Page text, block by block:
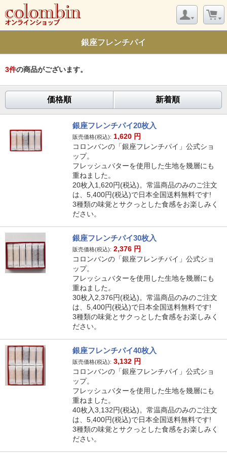
銀座フレンチパイ
3件の商品がございます。
価格順 新着順
銀座フレンチパイ20枚入
販売価格(税込): 1,620 円
コロンバンの「銀座フレンチパイ」公式ショ
ップ。
フレッシュバターを使用した生地を幾層にも
重ねました。
20枚入1,620円(税込)。常温商品のみのご注文
は、5,400円(税込)で日本全国送料無料です!
3種類の味覚とサクっとした食感をお楽しみく
ださい。
銀座フレンチパイ30枚入
販売価格(税込): 2,376 円
コロンバンの「銀座フレンチパイ」公式ショ
ップ。
フレッシュバターを使用した生地を幾層にも
重ねました。
30枚入2,376円(税込)。常温商品のみのご注文
は、5,400円(税込)で日本全国送料無料です!
3種類の味覚とサクっとした食感をお楽しみく
ださい。
銀座フレンチパイ40枚入
販売価格(税込): 3,132 円
コロンバンの「銀座フレンチパイ」公式ショ
ップ。
フレッシュバターを使用した生地を幾層にも
重ねました。
40枚入3,132円(税込)。常温商品のみのご注文
は、5,400円(税込)で日本全国送料無料です!
3種類の味覚とサクっとした食感をお楽しみく
ださい。